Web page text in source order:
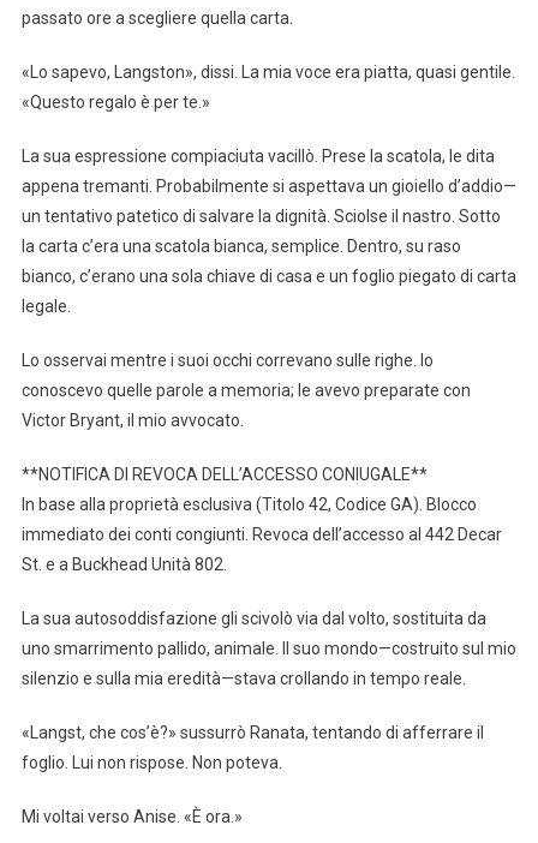
passato ore a scegliere quella carta.
«Lo sapevo, Langston», dissi. La mia voce era piatta, quasi gentile.
«Questo regalo è per te.»
La sua espressione compiaciuta vacillò. Prese la scatola, le dita
appena tremanti. Probabilmente si aspettava un gioiello d’addio—
un tentativo patetico di salvare la dignità. Sciolse il nastro. Sotto
la carta c’era una scatola bianca, semplice. Dentro, su raso
bianco, c’erano una sola chiave di casa e un foglio piegato di carta
legale.
Lo osservai mentre i suoi occhi correvano sulle righe. Io
conoscevo quelle parole a memoria; le avevo preparate con
Victor Bryant, il mio avvocato.
**NOTIFICA DI REVOCA DELL’ACCESSO CONIUGALE**
In base alla proprietà esclusiva (Titolo 42, Codice GA). Blocco
immediato dei conti congiunti. Revoca dell’accesso al 442 Decar
St. e a Buckhead Unità 802.
La sua autosoddisfazione gli scivolò via dal volto, sostituita da
uno smarrimento pallido, animale. Il suo mondo—costruito sul mio
silenzio e sulla mia eredità—stava crollando in tempo reale.
«Langst, che cos’è?» sussurrò Ranata, tentando di afferrare il
foglio. Lui non rispose. Non poteva.
Mi voltai verso Anise. «È ora.»